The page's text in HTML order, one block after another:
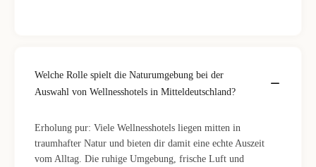
Welche Rolle spielt die Naturumgebung bei der
Auswahl von Wellnesshotels in Mitteldeutschland?
Erholung pur: Viele Wellnesshotels liegen mitten in
traumhafter Natur und bieten dir damit eine echte Auszeit
vom Alltag. Die ruhige Umgebung, frische Luft und